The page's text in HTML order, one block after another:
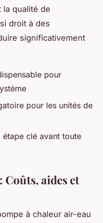
la qualité de
droit à des
significativement
pour
pour les unités de
étape clé avant toute
Coûts, aides et
à chaleur air-eau